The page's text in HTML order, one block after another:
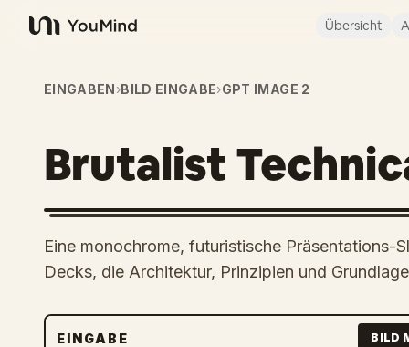
YouMind
Übersicht
EINGABEN›BILD EINGABE›GPT IMAGE 2
Brutalist
Eine monochrome, futuristische Präsentations-
Decks, die Architektur, Prinzipien und
EINGABE BILD